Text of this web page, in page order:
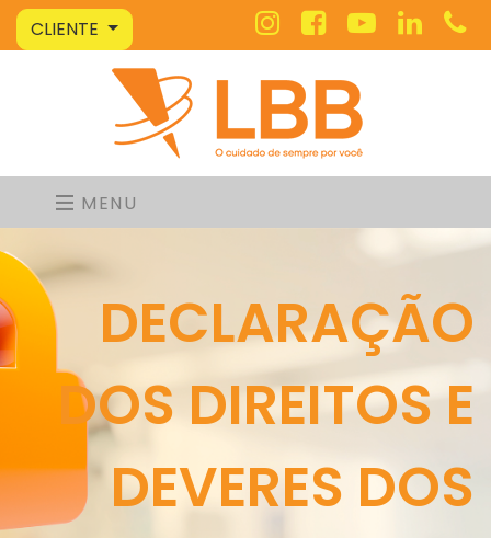
CLIENTE
MENU
DECLARAÇÃO
DOS DIREITOS E
DEVERES DOS